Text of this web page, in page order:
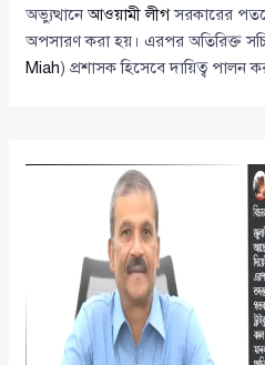
অভ্যুত্থানেআওয়ামী লীগসরকারের
অপসারণ করা হয়। এরপর অতিরিক্ত
Miah) প্রশাসক হিসেবে দায়িত্ব পালন